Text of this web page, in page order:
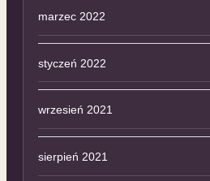
marzec 2022
styczeń 2022
wrzesień 2021
sierpień 2021